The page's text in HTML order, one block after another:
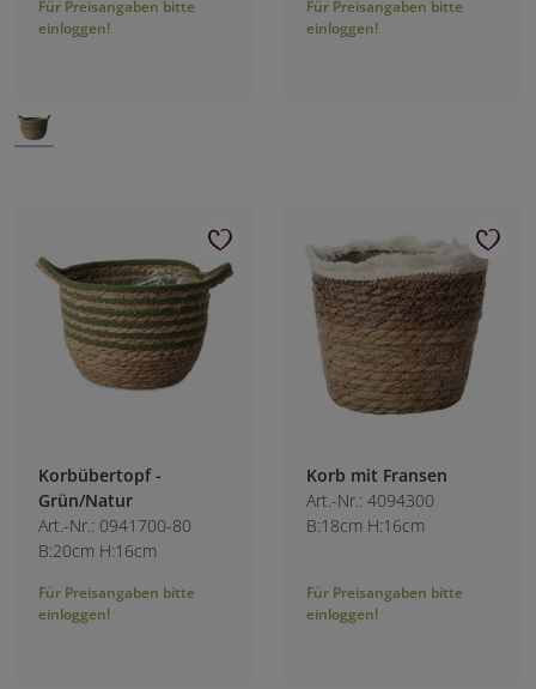
Für Preisangaben bitte
einloggen!
Für Preisangaben bitte
einloggen!
Korbübertopf -
Grün/Natur
Art.-Nr.: 0941700-80
B:20cm H:16cm
Für Preisangaben bitte
einloggen!
Korb mit Fransen
Art.-Nr.: 4094300
B:18cm H:16cm
Für Preisangaben bitte
einloggen!